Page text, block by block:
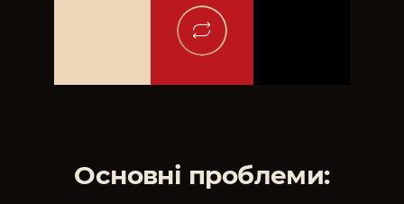
Основні проблеми: